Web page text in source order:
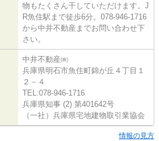
物もたくさん干していただけます。J
R魚住駅まで徒歩6分。078-946-1716
から中井不動産までお問い合わせ下
さい。
中井不動産㈱
兵庫県明石市魚住町錦が丘４丁目１
２－４
TEL:078-946-1716
兵庫県知事 (2) 第401642号
（一社）兵庫県宅地建物取引業協会
情報の見方